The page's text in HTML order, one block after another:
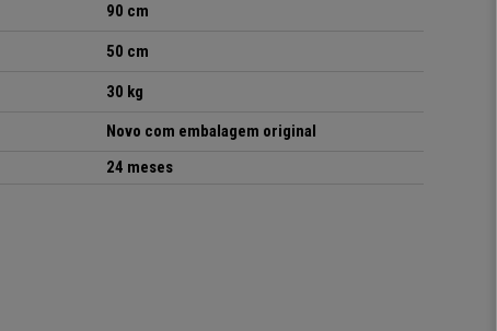
90 cm
50 cm
30 kg
Novo com embalagem original
24 meses